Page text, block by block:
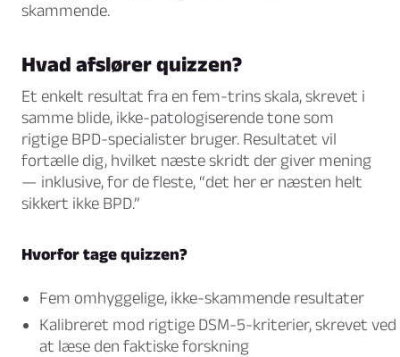
skammende.
Hvad afslører quizzen?
Et enkelt resultat fra en fem-trins skala, skrevet i
samme blide, ikke-patologiserende tone som
rigtige BPD-specialister bruger. Resultatet vil
fortælle dig, hvilket næste skridt der giver mening
— inklusive, for de fleste, “det her er næsten helt
sikkert ikke BPD.”
Hvorfor tage quizzen?
Fem omhyggelige, ikke-skammende resultater
Kalibreret mod rigtige DSM-5-kriterier, skrevet ved
at læse den faktiske forskning